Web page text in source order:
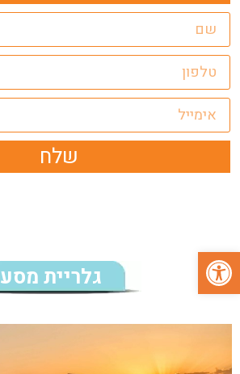
שלח
גלריית מסע
פתח סרגל נגישות